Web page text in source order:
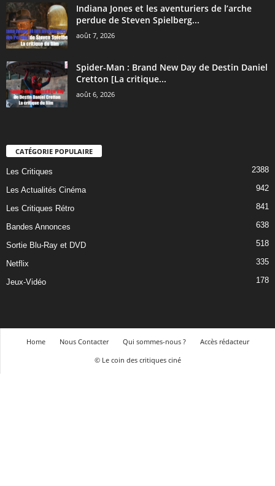
Indiana Jones et les aventuriers de l’arche
perdue de Steven Spielberg...
août 7, 2026
Spider-Man : Brand New Day de Destin Daniel
Cretton [La critique...
août 6, 2026
CATÉGORIE POPULAIRE
Les Critiques 2388
Les Actualités Cinéma 942
Les Critiques Rétro 841
Bandes Annonces 638
Sortie Blu-Ray et DVD 518
Netflix 335
Jeux-Vidéo 178
Home Nous Contacter Qui sommes-nous ?
Accès rédacteur
© Le coin des critiques ciné